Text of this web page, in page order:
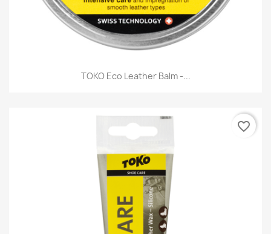
TOKO Eco Leather Balm -...
favorite_border